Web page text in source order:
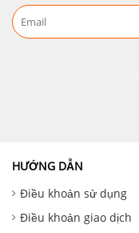
HƯỚNG DẪN
Điều khoản sử dụng
Điều khoản giao dịch